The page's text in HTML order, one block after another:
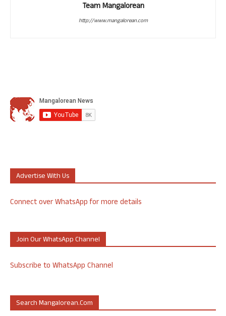
Team Mangalorean
http://www.mangalorean.com
Advertise With Us
Connect over WhatsApp for more details
Join Our WhatsApp Channel
Subscribe to WhatsApp Channel
Search Mangalorean.com